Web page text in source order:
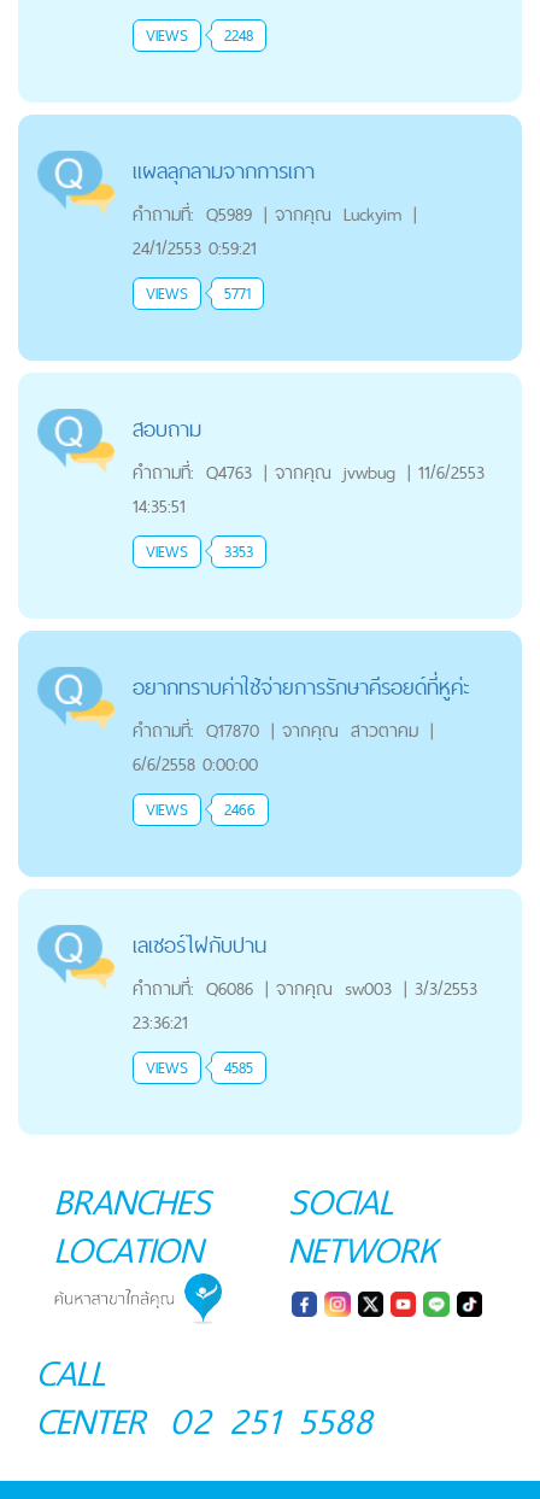
VIEWS 2248
แผลลุกลามจากการเกา
คำถามที่: Q5989 | จากคุณ Luckyim |
24/1/2553 0:59:21
VIEWS 5771
สอบถาม
คำถามที่: Q4763 | จากคุณ jvwbug | 11/6/2553
14:35:51
VIEWS 3353
อยากทราบค่าใช้จ่ายการรักษาคีรอยด์ที่หูค่ะ
คำถามที่: Q17870 | จากคุณ สาวตาคม |
6/6/2558 0:00:00
VIEWS 2466
เลเซอร์ไฝกับปาน
คำถามที่: Q6086 | จากคุณ sw003 | 3/3/2553
23:36:21
VIEWS 4585
BRANCHES
LOCATION
SOCIAL
NETWORK
CALL
CENTER 02 251 5588